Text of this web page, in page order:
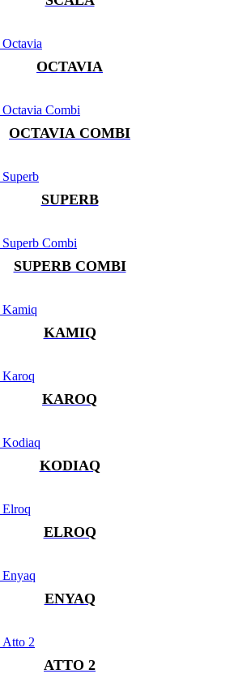
OCTAVIA
OCTAVIA COMBI
SUPERB
SUPERB COMBI
KAMIQ
KAROQ
KODIAQ
ELROQ
ENYAQ
ATTO 2